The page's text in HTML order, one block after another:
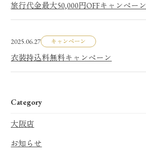
旅行代金最大50,000円OFFキャンペーン
2025.06.27 キャンペーン
衣装持込料無料キャンペーン
Category
大阪店
お知らせ